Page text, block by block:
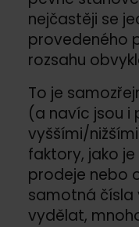
nejčastěji se
provedeného
rozsahu
To je
(a navíc jsou i
vyššími/
faktory, jako
prodeje nebo
samotná čísla
vydělat,